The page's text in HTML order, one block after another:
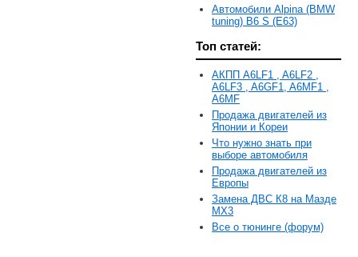
Автомобили Alpina (BMW
tuning) B6 S (E63)
Топ статей:
АКПП A6LF1 , A6LF2 ,
A6LF3 , A6GF1, A6MF1 ,
A6MF
Продажа двигателей из
Японии и Кореи
Что нужно знать при
выборе автомобиля
Продажа двигателей из
Европы
Замена ДВС К8 на Мазде
MX3
Все о тюнинге (форум)